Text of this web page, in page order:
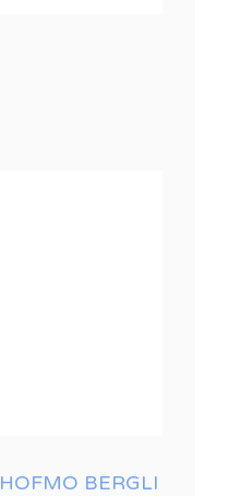
BERGLI